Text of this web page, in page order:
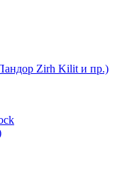
Zirh Kilit и пр.)